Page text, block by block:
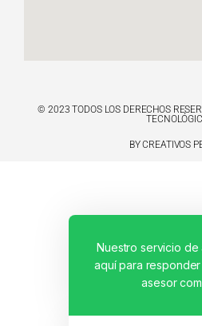
© 2023 TODOS LOS DERECHOS
BY CREATIVOS
Nuestro servicio de
aquí para responder
asesor